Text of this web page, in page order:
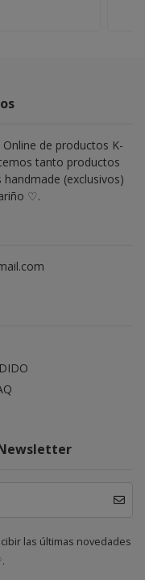
de productos K-
tanto productos
(exclusivos)
♡.
las últimas novedades